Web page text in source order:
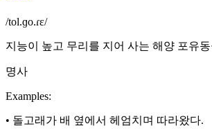
/tol.ɡo.ɾɛ/
지능이 높고 무리를 지어 사는 해양 포유
명사
Examples:
• 돌고래가 배 옆에서 헤엄치며 따라왔다.